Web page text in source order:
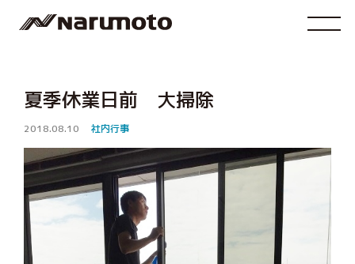
夏季休業日前 大掃除
2018.08.10 社内行事